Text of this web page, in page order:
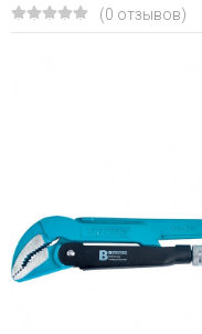
(0 отзывов)